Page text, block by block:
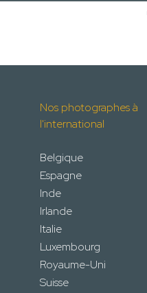
Nos photographes à
l'international
Belgique
Espagne
Inde
Irlande
Italie
Luxembourg
Royaume-Uni
Suisse